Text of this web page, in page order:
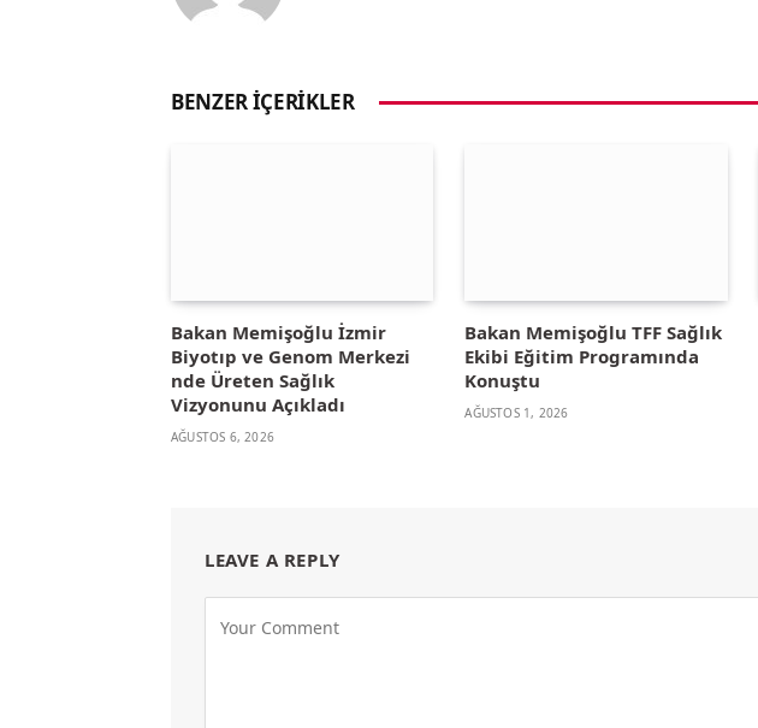
BENZER İÇERIKLER
Bakan Memişoğlu İzmir
Biyotıp ve Genom Merkezi
nde Üreten Sağlık
Vizyonunu Açıkladı
AĞUSTOS 6, 2026
Bakan Memişoğlu TFF Sağlık
Ekibi Eğitim Programında
Konuştu
AĞUSTOS 1, 2026
LEAVE A REPLY